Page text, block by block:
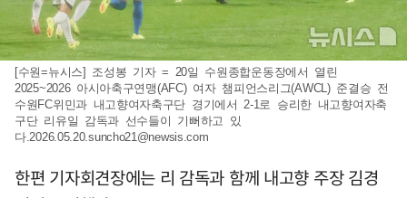
[수원=뉴시스] 조성봉 기자 = 20일 수원종합운동장에서 열린
2025~2026 아시아축구연맹(AFC) 여자 챔피언스리그(AWCL) 준결승 전
수원FC위민과 내고향여자축구단 경기에서 2-1로 승리한 내고향여자축
구단 리유일 감독과 선수들이 기뻐하고 있
다.2026.05.20.suncho21@newsis.com
한편 기자회견장에는 리 감독과 함께 내고향 주장 김경